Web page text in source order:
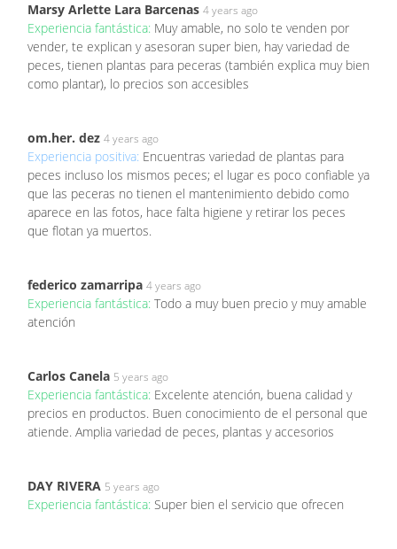
Marsy Arlette Lara Barcenas 4 years ago
Experiencia fantástica: Muy amable, no solo te venden por
vender, te explican y asesoran super bien, hay variedad de
peces, tienen plantas para peceras (también explica muy bien
como plantar), lo precios son accesibles
om.her. dez 4 years ago
Experiencia positiva: Encuentras variedad de plantas para
peces incluso los mismos peces; el lugar es poco confiable ya
que las peceras no tienen el mantenimiento debido como
aparece en las fotos, hace falta higiene y retirar los peces
que flotan ya muertos.
federico zamarripa 4 years ago
Experiencia fantástica: Todo a muy buen precio y muy amable
atención
Carlos Canela 5 years ago
Experiencia fantástica: Excelente atención, buena calidad y
precios en productos. Buen conocimiento de el personal que
atiende. Amplia variedad de peces, plantas y accesorios
DAY RIVERA 5 years ago
Experiencia fantástica: Super bien el servicio que ofrecen